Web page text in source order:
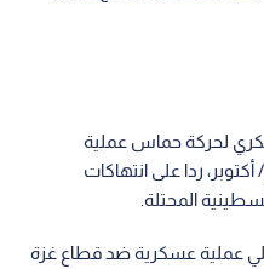
لحركة حماس عملية
الأول/ أكتوبر، ردا على انتهاكات
المحتلة.
عملية عسكرية ضد قطاع غزة